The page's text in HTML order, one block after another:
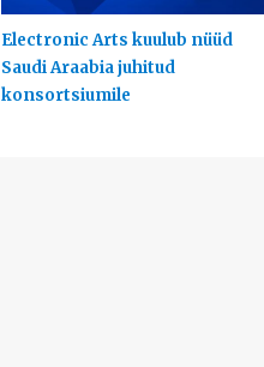
Electronic Arts kuulub nüüd
Saudi Araabia juhitud
konsortsiumile